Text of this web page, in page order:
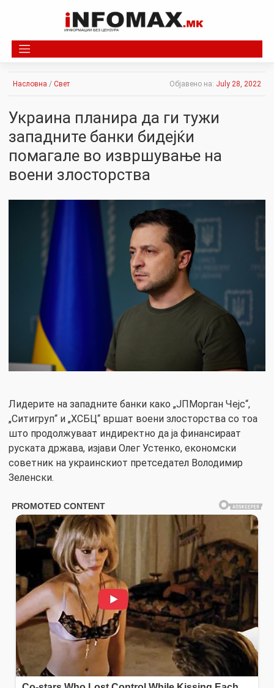
Насловна / Свет Објавено на: July 28, 2022
Украина планира да ги тужи
западните банки бидејќи
помагале во извршување на
воени злосторства
Лидерите на западните банки како „ЈПМорган Чејс“,
„Ситигруп“ и „ХСБЦ“ вршат воени злосторства со тоа
што продолжуваат индиректно да ја финансираат
руската држава, изјави Олег Устенко, економски
советник на украинскиот претседател Володимир
Зеленски.